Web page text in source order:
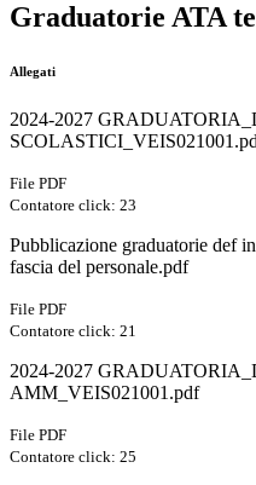
Graduatorie ATA
Allegati
2024-2027
File PDF
Contatore click: 23
Pubblicazione graduatorie def
fascia del personale.pdf
File PDF
Contatore click: 21
2024-2027
AMM_VEIS021001.pdf
File PDF
Contatore click: 25